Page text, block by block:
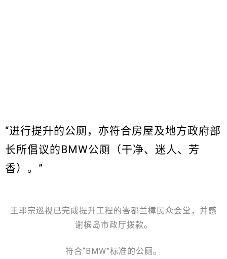
“进行提升的公厕，亦符合房屋及地方政府部
长所倡议的BMW公厕（干净、迷人、芳
香）。”
王耶宗巡视已完成提升工程的峇都兰樟民众会堂，并感
谢槟岛市政厅拨款。
符合“BMW”标准的公厕。